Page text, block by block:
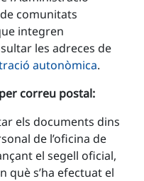
comunitats
integren
les adreces de
autonòmica.
correu postal:
els documents dins
de l’oficina de
el segell oficial,
què s’ha efectuat el